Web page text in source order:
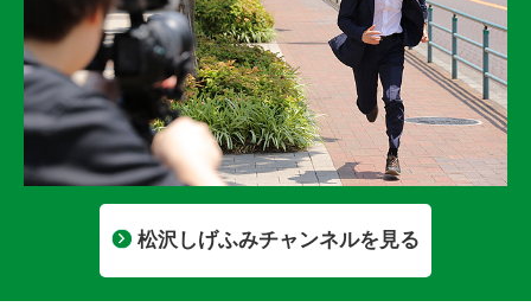
松沢しげふみチャンネルを見る